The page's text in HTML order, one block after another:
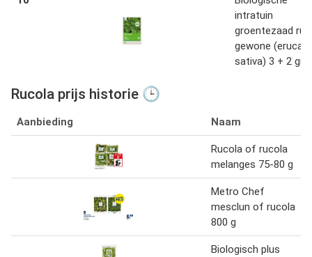
intratuin
groentezaad
gewone (eruca
sativa) 3 + 2
Rucola prijs historie 🕒
Aanbieding Naam
Rucola of rucola
melanges 75-80 g
Metro Chef
mesclun of rucola
800 g
Biologisch plus